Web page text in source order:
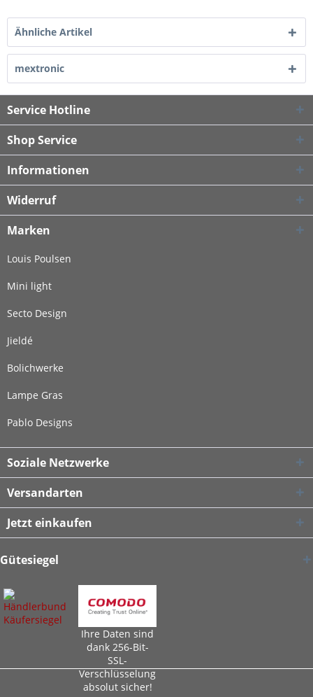
Ähnliche Artikel
mextronic
Service Hotline
Shop Service
Informationen
Widerruf
Marken
Louis Poulsen
Mini light
Secto Design
Jieldé
Bolichwerke
Lampe Gras
Pablo Designs
Soziale Netzwerke
Versandarten
Jetzt einkaufen
Gütesiegel
Ihre Daten sind
dank 256-Bit-
SSL-
Verschlüsselung
absolut sicher!